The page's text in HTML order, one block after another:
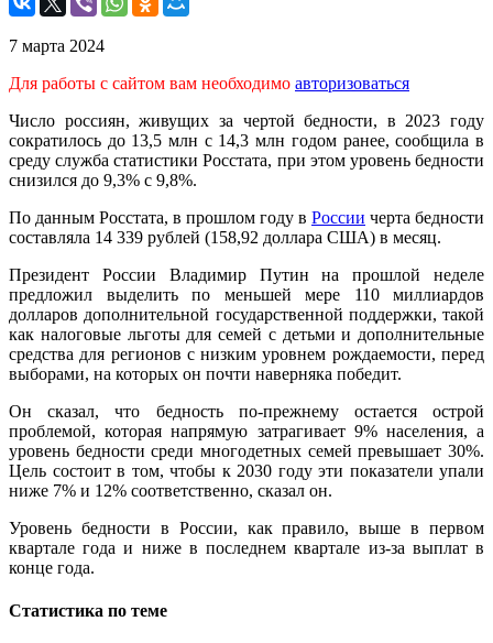
7 марта 2024
Для работы с сайтом вам необходимо авторизоваться
Число россиян, живущих за чертой бедности, в 2023 году
сократилось до 13,5 млн с 14,3 млн годом ранее, сообщила в
среду служба статистики Росстата, при этом уровень бедности
снизился до 9,3% с 9,8%.
По данным Росстата, в прошлом году в России черта бедности
составляла 14 339 рублей (158,92 доллара США) в месяц.
Президент России Владимир Путин на прошлой неделе
предложил выделить по меньшей мере 110 миллиардов
долларов дополнительной государственной поддержки, такой
как налоговые льготы для семей с детьми и дополнительные
средства для регионов с низким уровнем рождаемости, перед
выборами, на которых он почти наверняка победит.
Он сказал, что бедность по-прежнему остается острой
проблемой, которая напрямую затрагивает 9% населения, а
уровень бедности среди многодетных семей превышает 30%.
Цель состоит в том, чтобы к 2030 году эти показатели упали
ниже 7% и 12% соответственно, сказал он.
Уровень бедности в России, как правило, выше в первом
квартале года и ниже в последнем квартале из-за выплат в
конце года.
Статистика по теме